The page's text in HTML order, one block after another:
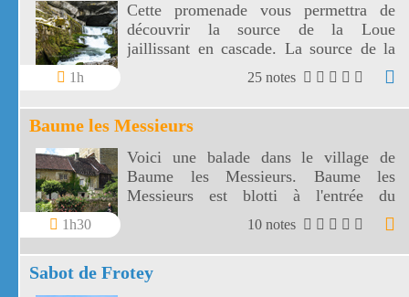
1h
Cette promenade vous permettra de
découvrir la source de la Loue
jaillissant en cascade. La source de la
Loue est une résurgence du Doubs.
25 notes
Baume les Messieurs
1h30
Voici une balade dans le village de
Baume les Messieurs. Baume les
Messieurs est blotti à l'entrée du
spectaculaire cirque de Baume.
10 notes
Sabot de Frotey